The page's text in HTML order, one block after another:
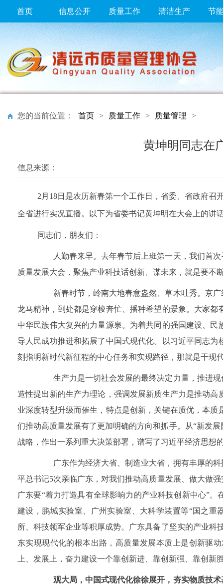
首页 信息公开 质量工作 清洁生产 节
您的当前位置： 首页 > 质量工作 > 质量管理 >
黄坤明同志在
信息来源：
2月18日是农历新春第一个工作日，省委、省政府
全省进行实况直播。以下为省委书记黄坤明在大会上的
同志们，朋友们：
人勤春来早。去年春节后上班第一天，我们首次
质量发展大会，聚焦产业科技话创新、谋未来，就是要
新春时节，岭南大地春意盎然、草木吐秀。京广
龙马精神，到处都是穿梭奔忙、播种希望的景象。大家
中华民族伟大复兴的力量源泉。为着共同的强国建设、
导人民成功推进和拓展了中国式现代化。以习近平同志
刻指明新时代新征程的中心任务和实现路径，那就是干现
生产力是一切社会发展的最终决定力量，推进现
造性提出新的生产力理论，强调发展新质生产力是推动
业深度转型升级而催生，特点是创新，关键在质优，本
们推动高质量发展有了更加明确的方向和抓手。从“新发
战略，作出一系列重大决策部署，谱写了习近平经济思想
广东作为经济大省、制造业大省，拥有丰厚的科
平总书记5次亲临广东，对我们推动高质量发展、做大做
广东要“着力打造具有全球影响力的产业科技创新中心”
建设，鹏城实验室、广州实验室、大科学装置等“国之
所、科技领军企业等积厚成势。广东具备了坚实的产业
东实现现代化的根本出路，高质量发展本质上是创新驱
上、发展上，奋力建设一个靠创新进、靠创新强、靠创新
观大局，中国式现代化徐徐展开，夯实物质技